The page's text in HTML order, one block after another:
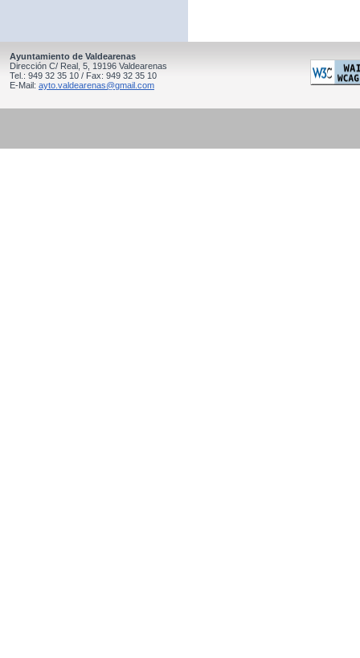
Ayuntamiento de Valdearenas
Dirección C/ Real, 5, 19196 Valdearenas
Tel.: 949 32 35 10 / Fax: 949 32 35 10
E-Mail: ayto.valdearenas@gmail.com